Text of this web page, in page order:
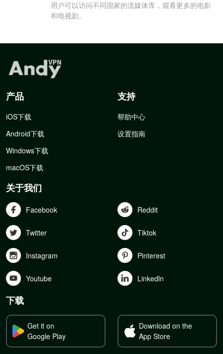
用户可以访问不同国家的流媒体库，观看更多的电影
和电视剧。
产品
iOS下载
Android下载
Windows下载
macOS下载
支持
帮助中心
设置指南
关于我们
Facebook Reddit
Twitter Tiktok
Instagram Pinterest
Youtube Linkedln
下载
Get it on
Google Play
Download on the
App Store